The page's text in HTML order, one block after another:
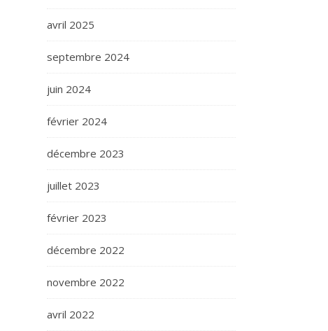
avril 2025
septembre 2024
juin 2024
février 2024
décembre 2023
juillet 2023
février 2023
décembre 2022
novembre 2022
avril 2022